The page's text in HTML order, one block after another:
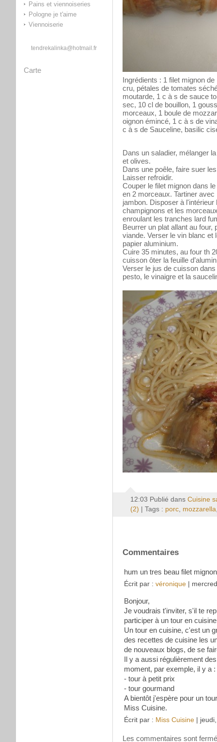
Pains et viennoiseries
Pologne je t'aime
Viennoiserie
tendrekalinka@hotmail.fr
Carte
Ingrédients : 1 filet mignon
cru, pétales de tomates
moutarde, 1 c à s de sauce
sec, 10 cl de bouillon, 1
morceaux, 1 boule de
oignon émincé, 1 c à s de
c à s de Sauceline, basilic
Dans un saladier, mélanger
et olives.
Dans une poêle, faire suer
Laisser refroidir.
Couper le filet mignon dans
en 2 morceaux. Tartiner
jambon. Disposer à
champignons et les
enroulant les tranches lard
Beurrer un plat allant au four,
viande. Verser le vin blanc et
papier aluminium.
Cuire 35 minutes, au four th
cuisson ôter la feuille
Verser le jus de cuisson
pesto, le vinaigre et la
12:03 Publié dans Cuisine
(2) | Tags : porc, mozzarella
Commentaires
hum un tres beau filet
Écrit par : véronique|
Bonjour,
Je voudrais t'inviter, s'il te
participer à un tour en
Un tour en cuisine, c'est un
des recettes de cuisine les
de nouveaux blogs, de se
Il y a aussi régulièrement
moment, par exemple, il y a :
- tour à petit prix
- tour gourmand
A bientôt j'espère pour un
Miss Cuisine.
Écrit par : Miss Cuisine| jeudi,
Les commentaires sont